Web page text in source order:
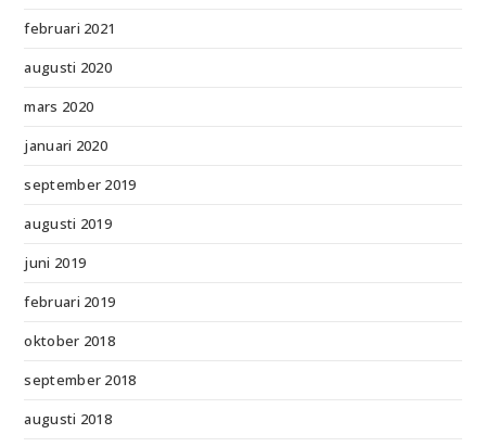
februari 2021
augusti 2020
mars 2020
januari 2020
september 2019
augusti 2019
juni 2019
februari 2019
oktober 2018
september 2018
augusti 2018